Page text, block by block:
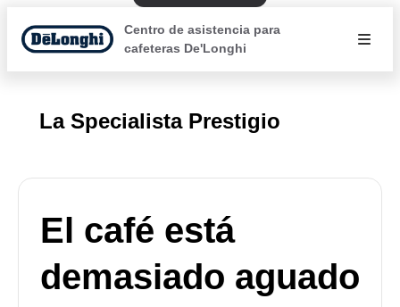
Centro de asistencia para
cafeteras De'Longhi
La Specialista Prestigio
El café está
demasiado aguado